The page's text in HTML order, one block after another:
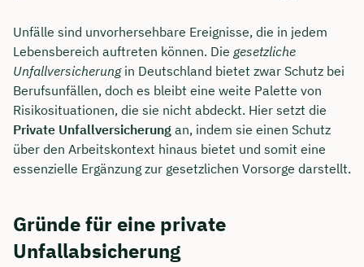
Unfälle sind unvorhersehbare Ereignisse, die in jedem
Lebensbereich auftreten können. Die gesetzliche
Unfallversicherungin Deutschland bietet zwar Schutz bei
Berufsunfällen, doch es bleibt eine weite Palette von
Risikosituationen, die sie nicht abdeckt. Hier setzt die
Private Unfallversicherung an, indem sie einen Schutz
über den Arbeitskontext hinaus bietet und somit eine
essenzielle Ergänzung zur gesetzlichen Vorsorge darstellt.
Gründe für eine private
Unfallabsicherung